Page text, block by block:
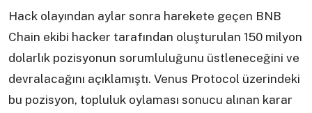
Hack olayından aylar sonra harekete geçen BNB
Chain ekibi hacker tarafından oluşturulan 150 milyon
dolarlık pozisyonun sorumluluğunu üstleneceğini ve
devralacağını açıklamıştı. Venus Protocol üzerindeki
bu pozisyon, topluluk oylaması sonucu alınan karar